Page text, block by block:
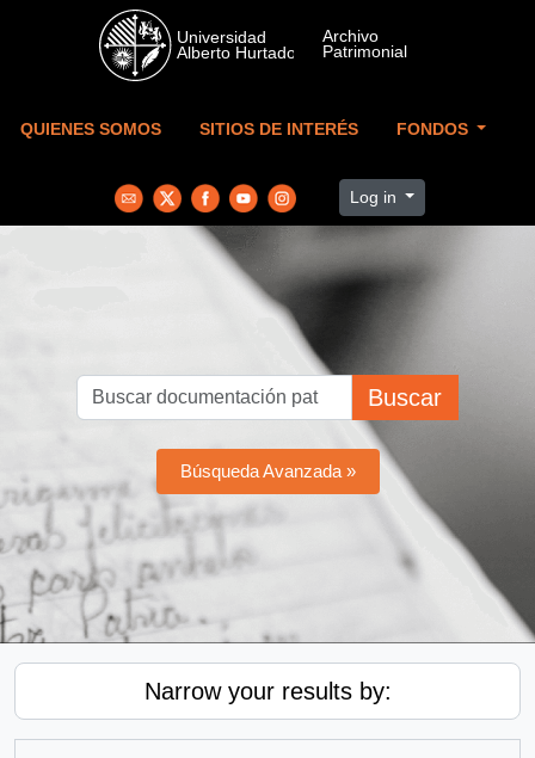
Skip to main content
QUIENES SOMOS SITIOS DE INTERÉS FONDOS
Log in
Buscar
Búsqueda Avanzada »
Narrow your results by: